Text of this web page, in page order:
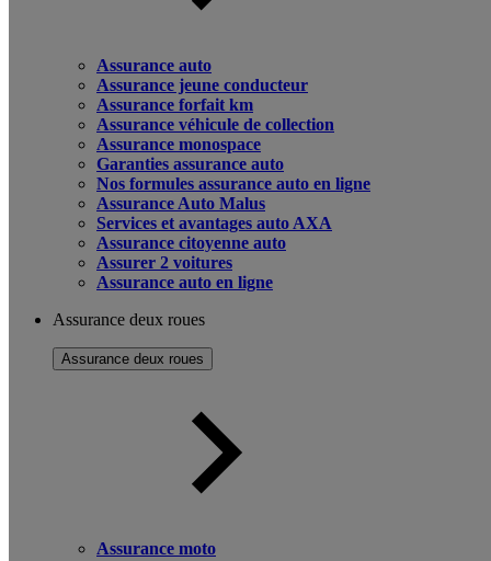
Assurance auto
Assurance jeune conducteur
Assurance forfait km
Assurance véhicule de collection
Assurance monospace
Garanties assurance auto
Nos formules assurance auto en ligne
Assurance Auto Malus
Services et avantages auto AXA
Assurance citoyenne auto
Assurer 2 voitures
Assurance auto en ligne
Assurance deux roues
Assurance deux roues
Assurance moto